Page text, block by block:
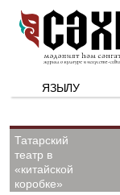
ЯЗЫЛУ
Татарский
театр в
«китайской
коробке»